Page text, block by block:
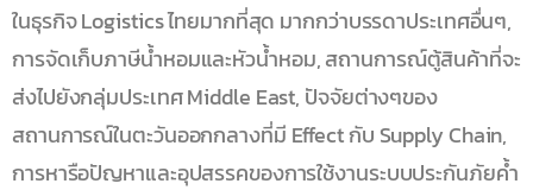
ในธุรกิจ Logistics ไทยมากที่สุด มากกว่าบรรดาประเทศอื่นๆ,
การจัดเก็บภาษีน้ำหอมและหัวน้ำหอม, สถานการณ์ตู้สินค้าที่จะ
ส่งไปยังกลุ่มประเทศ Middle East, ปัจจัยต่างๆของ
สถานการณ์ในตะวันออกกลางที่มี Effect กับ Supply Chain,
การหารือปัญหาและอุปสรรคของการใช้งานระบบประกันภัยค้ำ